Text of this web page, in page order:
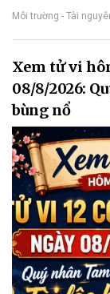
Môi trường - Tài
Xem tử vi
08/8/2026:
bùng nổ